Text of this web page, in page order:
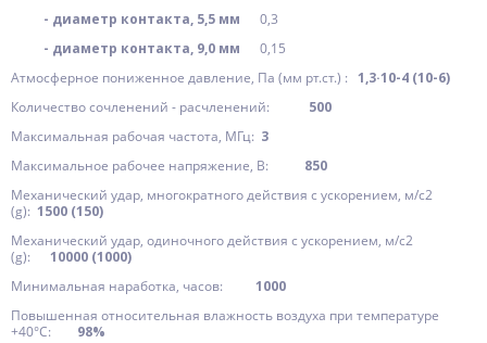
- диаметр контакта, 5,5 мм 0,3
- диаметр контакта, 9,0 мм 0,15
Атмосферное пониженное давление, Па (мм рт.ст.) : 1,3·10-4 (10-6)
Количество сочленений - расчленений: 500
Максимальная рабочая частота, МГц: 3
Максимальное рабочее напряжение, В: 850
Механический удар, многократного действия с ускорением, м/с2
(g): 1500 (150)
Механический удар, одиночного действия с ускорением, м/с2
(g): 10000 (1000)
Минимальная наработка, часов: 1000
Повышенная относительная влажность воздуха при температуре
+40°C: 98%